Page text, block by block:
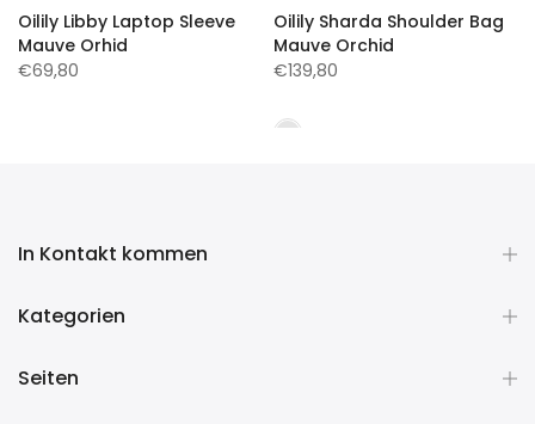
Oilily Libby Laptop Sleeve
Mauve Orhid
€69,80
Oilily Sharda Shoulder Bag
Mauve Orchid
€139,80
In Kontakt kommen
Kategorien
Seiten